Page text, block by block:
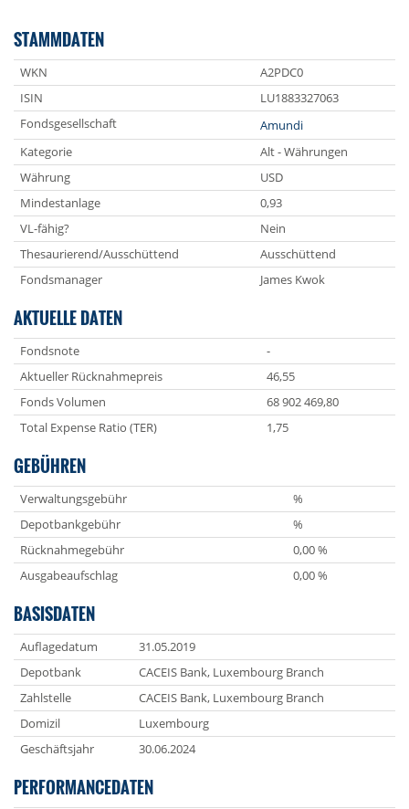
STAMMDATEN
WKN
A2PDC0
ISIN
LU1883327063
Fondsgesellschaft
Amundi
Kategorie
Alt - Währungen
Währung
USD
Mindestanlage
0,93
VL-fähig?
Nein
Thesaurierend/Ausschüttend
Ausschüttend
Fondsmanager
James Kwok
AKTUELLE DATEN
Fondsnote
-
Aktueller Rücknahmepreis
46,55
Fonds Volumen
68 902 469,80
Total Expense Ratio (TER)
1,75
GEBÜHREN
Verwaltungsgebühr
%
Depotbankgebühr
%
Rücknahmegebühr
0,00 %
Ausgabeaufschlag
0,00 %
BASISDATEN
Auflagedatum
31.05.2019
Depotbank
CACEIS Bank, Luxembourg Branch
Zahlstelle
CACEIS Bank, Luxembourg Branch
Domizil
Luxembourg
Geschäftsjahr
30.06.2024
PERFORMANCEDATEN